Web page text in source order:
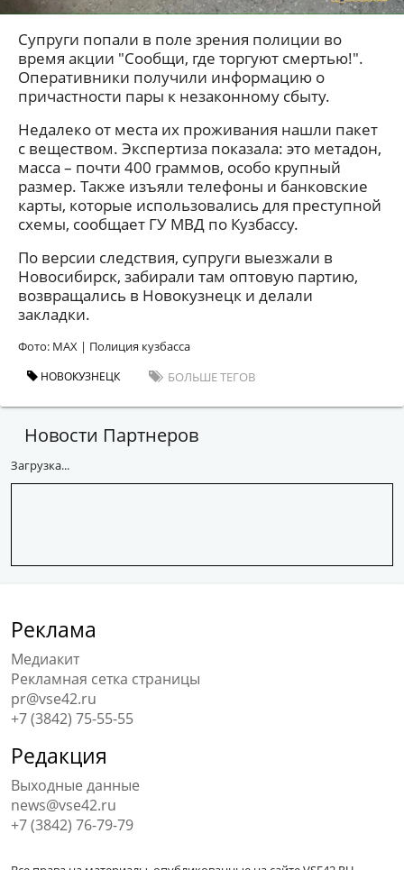
Супруги попали в поле зрения полиции во
время акции "Сообщи, где торгуют смертью!".
Оперативники получили информацию о
причастности пары к незаконному сбыту.
Недалеко от места их проживания нашли пакет
с веществом. Экспертиза показала: это метадон,
масса – почти 400 граммов, особо крупный
размер. Также изъяли телефоны и банковские
карты, которые использовались для преступной
схемы, сообщает ГУ МВД по Кузбассу.
По версии следствия, супруги выезжали в
Новосибирск, забирали там оптовую партию,
возвращались в Новокузнецк и делали
закладки.
Фото: MAX | Полиция кузбасса
НОВОКУЗНЕЦК БОЛЬШЕ ТЕГОВ
Новости Партнеров
Загрузка...
Реклама
Медиакит
Рекламная сетка страницы
pr@vse42.ru
+7 (3842) 75-55-55
Редакция
Выходные данные
news@vse42.ru
+7 (3842) 76-79-79